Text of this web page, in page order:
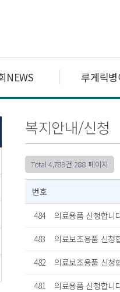
NEWS 루게릭
복지안내/신청
Total 4,789건 288 페이지
번호
484
의료용품 신청합니
483
의료보조용품 신청
482
의료보조용품 신청
481
의료용품 신청합니